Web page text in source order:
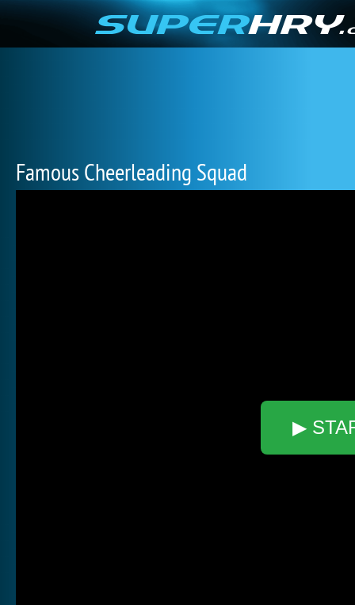
Famous Cheerleading Squad
▶